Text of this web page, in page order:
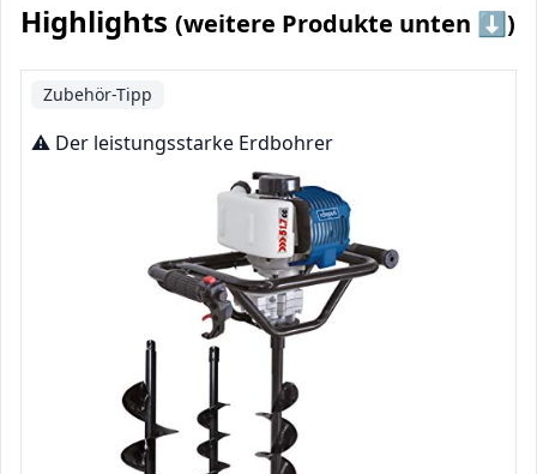
Highlights (weitere Produkte unten ⬇️)
Zubehör-Tipp
⚠️ Der leistungsstarke Erdbohrer